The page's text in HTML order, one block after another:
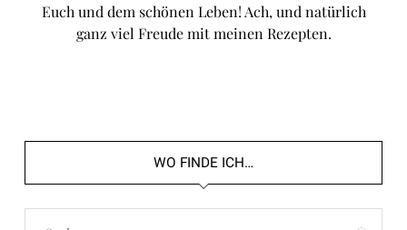
Euch und dem schönen Leben! Ach, und natürlich
ganz viel Freude mit meinen Rezepten.
WO FINDE ICH…